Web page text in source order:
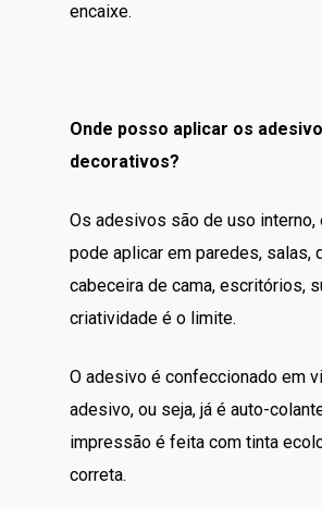
encaixe.
Onde posso aplicar os
decorativos?
Os adesivos são de uso interno,
pode aplicar em paredes, salas,
cabeceira de cama, escritórios,
criatividade é o limite.
O adesivo é confeccionado em
adesivo, ou seja, já é auto-
impressão é feita com tinta
correta.